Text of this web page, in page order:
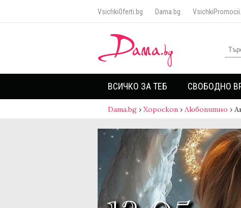
VsichkiOferti.bg Dama.bg
ВСИЧКО ЗА ТЕБ СВОБОДНО
Dama.bg › Хороскоп › Любопитно ›